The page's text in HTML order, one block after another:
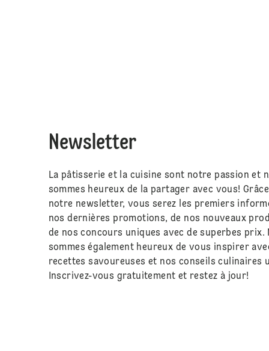
Newsletter
La pâtisserie et la cuisine sont notre passion et
sommes heureux de la partager avec vous!
notre newsletter, vous serez les premiers
nos dernières promotions, de nos nouveaux
de nos concours uniques avec de superbes prix.
sommes également heureux de vous inspirer
recettes savoureuses et nos conseils culinaires
Inscrivez-vous gratuitement et restez à jour!